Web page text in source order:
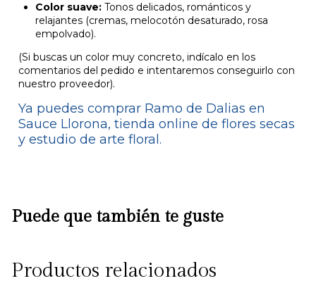
Color suave:Tonos delicados, románticos y
relajantes (cremas, melocotón desaturado, rosa
empolvado).
(Si buscas un color muy concreto, indícalo en los
comentarios del pedido e intentaremos conseguirlo con
nuestro proveedor).
Ya puedes comprar Ramo de Dalias en
Sauce Llorona, tienda online de flores secas
y estudio de arte floral.
Puede que también te guste
Productos relacionados